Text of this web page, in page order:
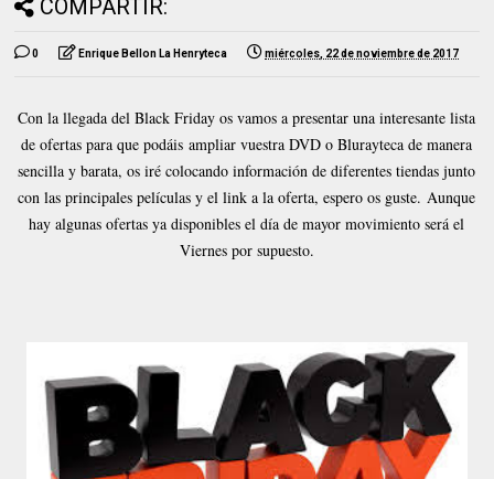
COMPARTIR:
0 Enrique Bellon La Henryteca miércoles, 22 de noviembre de 2017
Con la llegada del Black Friday os vamos a presentar una interesante lista
de ofertas para que podáis ampliar vuestra DVD o Blurayteca de manera
sencilla y barata, os iré colocando información de diferentes tiendas junto
con las principales películas y el link a la oferta, espero os guste.Aunque
hay algunas ofertas ya disponibles el día de mayor movimiento será el
Viernes por supuesto.